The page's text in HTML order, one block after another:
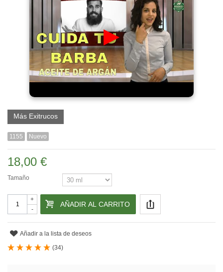
▶
Más Exitrucos
1155 Nuevo
18,00 €
Tamaño
-
+
AÑADIR AL CARRITO
Añadir a la lista de deseos
(34)